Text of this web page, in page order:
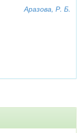
Аразова, Р. Б.